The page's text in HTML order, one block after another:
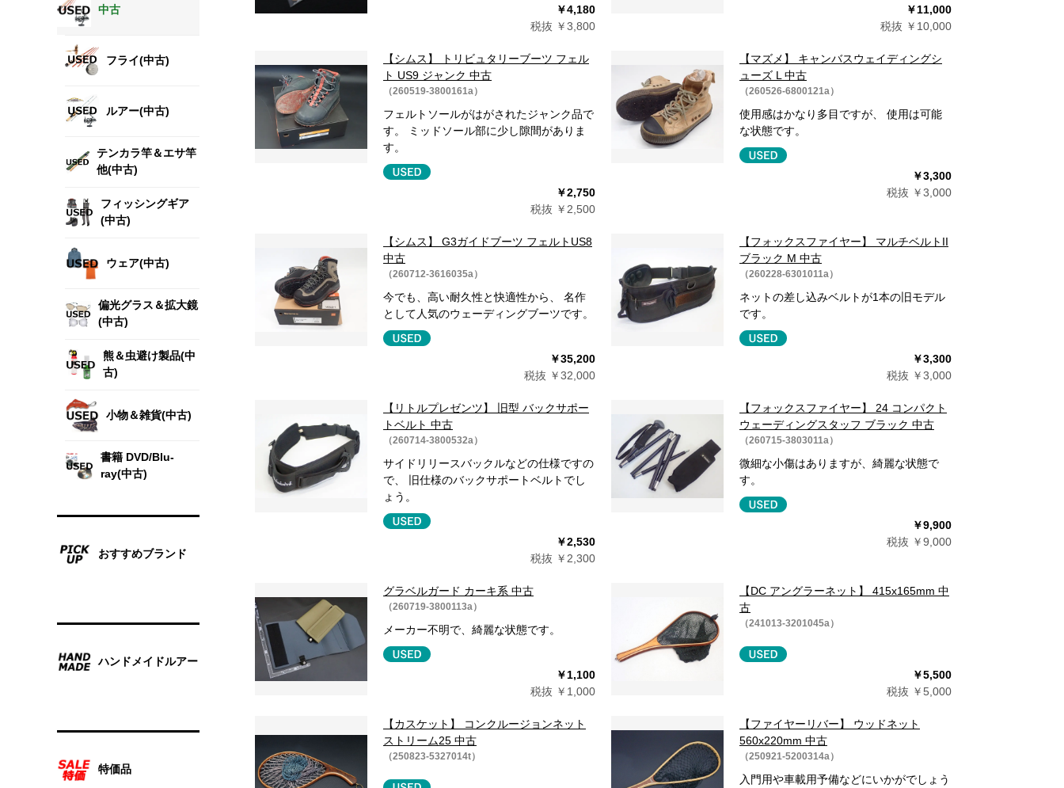
中古
フライ(中古)
ルアー(中古)
テンカラ竿＆エサ竿
他(中古)
フィッシングギア
(中古)
ウェア(中古)
偏光グラス＆拡大鏡
(中古)
熊＆虫避け製品(中
古)
小物＆雑貨(中古)
書籍 DVD/Blu-
ray(中古)
おすすめブランド
ハンドメイドルアー
特価品
￥4,180
税抜 ￥3,800
￥11,000
税抜 ￥10,000
【シムス】 トリビュタリーブーツ フェル
ト US9 ジャンク 中古
（260519-3800161a）
フェルトソールがはがされたジャンク品で
す。 ミッドソール部に少し隙間がありま
す。
￥2,750
税抜 ￥2,500
【マズメ】 キャンバスウェイディングシ
ューズ L 中古
（260526-6800121a）
使用感はかなり多目ですが、 使用は可能
な状態です。
￥3,300
税抜 ￥3,000
【シムス】 G3ガイドブーツ フェルトUS8
中古
（260712-3616035a）
今でも、高い耐久性と快適性から、 名作
として人気のウェーディングブーツです。
￥35,200
税抜 ￥32,000
【フォックスファイヤー】 マルチベルトII
ブラック M 中古
（260228-6301011a）
ネットの差し込みベルトが1本の旧モデル
です。
￥3,300
税抜 ￥3,000
【リトルプレゼンツ】 旧型 バックサポー
トベルト 中古
（260714-3800532a）
サイドリリースバックルなどの仕様ですの
で、 旧仕様のバックサポートベルトでし
ょう。
￥2,530
税抜 ￥2,300
【フォックスファイヤー】 24 コンパクト
ウェーディングスタッフ ブラック 中古
（260715-3803011a）
微細な小傷はありますが、綺麗な状態で
す。
￥9,900
税抜 ￥9,000
グラベルガード カーキ系 中古
（260719-3800113a）
メーカー不明で、綺麗な状態です。
￥1,100
税抜 ￥1,000
【DC アングラーネット】 415x165mm 中
古
（241013-3201045a）
￥5,500
税抜 ￥5,000
【カスケット】 コンクルージョンネット
ストリーム25 中古
（250823-5327014t）
【ファイヤーリバー】 ウッドネット
560x220mm 中古
（250921-5200314a）
入門用や車載用予備などにいかがでしょう